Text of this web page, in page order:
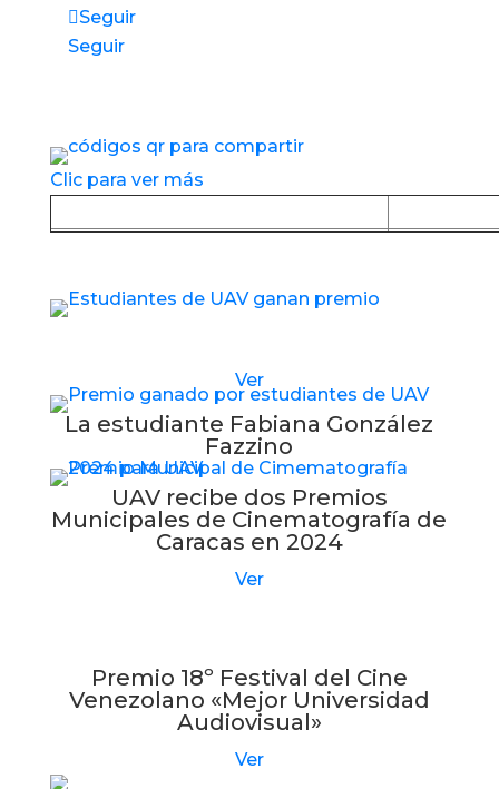
Seguir
Seguir
Clic para ver más
Ver
La estudiante Fabiana González
Fazzino
UAV recibe dos Premios
Municipales de Cinematografía de
Caracas en 2024
Ver
Premio 18º Festival del Cine
Venezolano «Mejor Universidad
Audiovisual»
Ver